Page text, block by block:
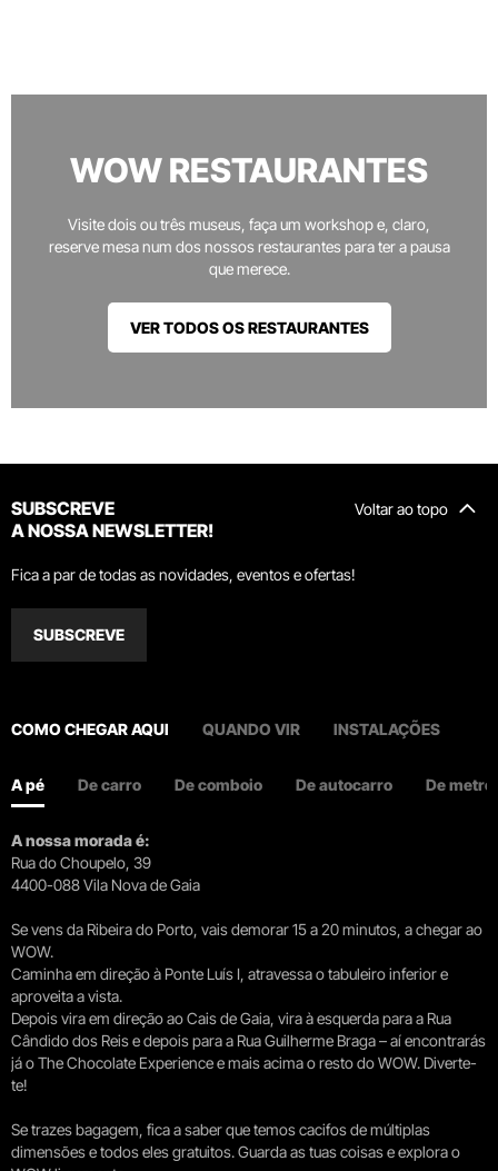
WOW RESTAURANTES
Visite dois ou três museus, faça um workshop e, claro,
reserve mesa num dos nossos restaurantes para ter a pausa
que merece.
VER TODOS OS RESTAURANTES
Voltar ao topo
SUBSCREVE
A NOSSA NEWSLETTER!
Fica a par de todas as novidades, eventos e ofertas!
SUBSCREVE
COMO CHEGAR AQUI QUANDO VIR INSTALAÇÕES
A pé De carro De comboio De autocarro De metro
A nossa morada é:
Rua do Choupelo, 39
4400-088 Vila Nova de Gaia
Se vens da Ribeira do Porto, vais demorar 15 a 20 minutos, a chegar ao
WOW.
Caminha em direção à Ponte Luís I, atravessa o tabuleiro inferior e
aproveita a vista.
Depois vira em direção ao Cais de Gaia, vira à esquerda para a Rua
Cândido dos Reis e depois para a Rua Guilherme Braga – aí encontrarás
já o The Chocolate Experience e mais acima o resto do WOW. Diverte-
te!
Se trazes bagagem, fica a saber que temos cacifos de múltiplas
dimensões e todos eles gratuitos. Guarda as tuas coisas e explora o